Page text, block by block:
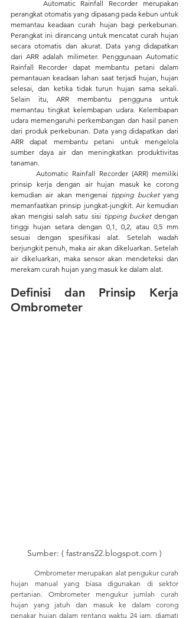
Automatic Rainfall Recorder merupakan
perangkat otomatis yang dipasang pada kebun untuk
memantau keadaan curah hujan bagi perkebunan.
Perangkat ini dirancang untuk mencatat curah hujan
secara otomatis dan akurat. Data yang didapatkan
dari ARR adalah milimeter. Penggunaan Automatic
Rainfall Recorder dapat membantu petani dalam
pemantauan keadaan lahan saat terjadi hujan, hujan
selesai, dan ketika tidak turun hujan sama sekali.
Selain itu, ARR membantu pengguna untuk
memantau tingkat kelembapan udara. Kelembapan
udara memengaruhi perkembangan dan hasil panen
dari produk perkebunan. Data yang didapatkan dari
ARR dapat membantu petani untuk mengelola
sumber daya air dan meningkatkan produktivitas
tanaman.
Automatic Rainfall Recorder (ARR) memiliki
prinsip kerja dengan air hujan masuk ke corong
kemudian air akan mengenai tipping bucket yang
memanfaatkan prinsip jungkat-jungkit. Air kemudian
akan mengisi salah satu sisi tipping bucket dengan
tinggi hujan setara dengan 0,1, 0,2, atau 0,5 mm
sesuai dengan spesifikasi alat. Setelah wadah
berjungkit penuh, maka air akan dikeluarkan. Setelah
air dikeluarkan, maka sensor akan mendeteksi dan
merekam curah hujan yang masuk ke dalam alat
Definisi dan Prinsip Kerja
Ombrometer
Sumber: ( fastrans22.blogspot.com )
	Ombrometer merupakan alat pengukur curah
hujan manual yang biasa digunakan di sektor
pertanian. Ombrometer mengukur jumlah curah
hujan yang jatuh dan masuk ke dalam corong
penakar hujan dalam rentang waktu 24 jam, diamati